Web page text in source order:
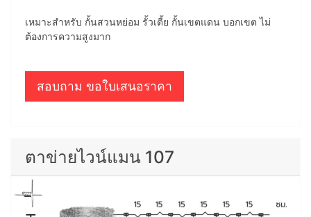
เหมาะสำหรับ กั้นสวนหย่อม รั้วเตี้ย กั้นเขตแดน บอกเขต ไม่
ต้องการความสูงมาก
สอบถาม ขอใบเสนอราคา
ตาข่ายไวน์แมน 107